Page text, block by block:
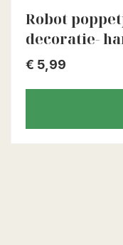
Robot
decoratie-
€ 5,99